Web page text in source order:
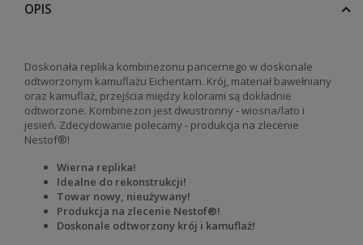
OPIS
Doskonała replika kombinezonu pancernego w doskonale
odtworzonym kamuflażu Eichentarn. Krój, materiał bawełniany
oraz kamuflaż, przejścia między kolorami są dokładnie
odtworzone. Kombinezon jest dwustronny - wiosna/lato i
jesień. Zdecydowanie polecamy - produkcja na zlecenie
Nestof®!
Wierna replika!
Idealne do rekonstrukcji!
Towar nowy, nieużywany!
Produkcja na zlecenie Nestof®!
Doskonale odtworzony krój i kamuflaż!